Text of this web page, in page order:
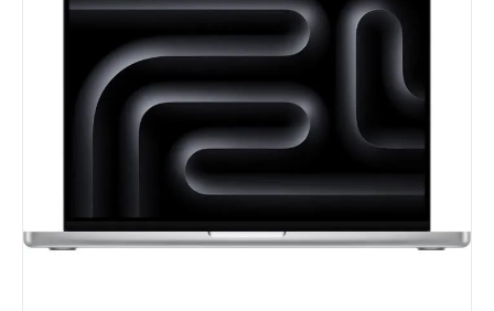
Tablettes
Mémoire Notebook
Processeur
Disque SSD